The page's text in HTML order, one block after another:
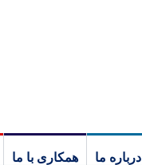
درباره ما همکاری با ما